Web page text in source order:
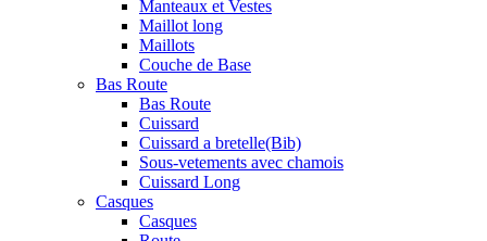
Manteaux et Vestes
Maillot long
Maillots
Couche de Base
Bas Route
Bas Route
Cuissard
Cuissard a bretelle(Bib)
Sous-vetements avec chamois
Cuissard Long
Casques
Casques